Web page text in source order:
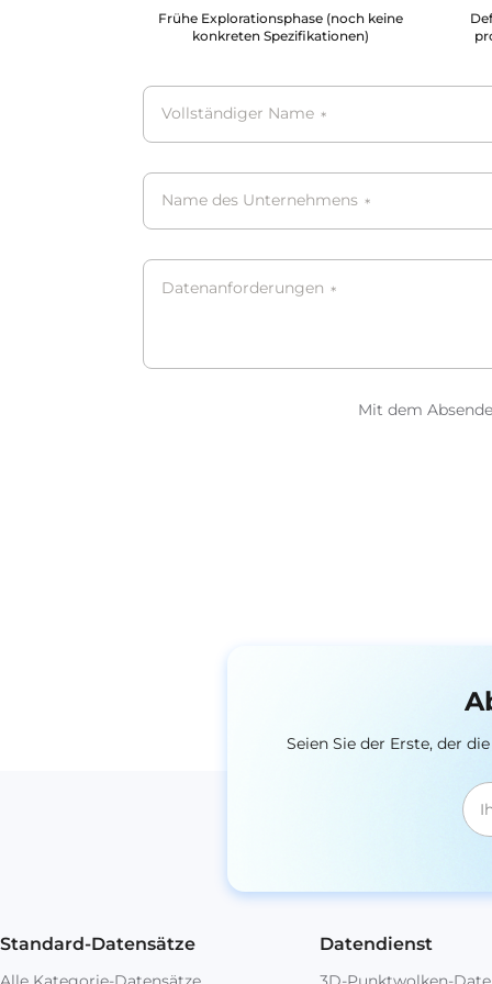
Frühe Explorationsphase (noch keine
konkreten Spezifikationen)
Vollständiger Name *
Name des Unternehmens *
Datenanforderungen *
Mit dem
Seien Sie der Erste, der
Standard-Datensätze Datendienst